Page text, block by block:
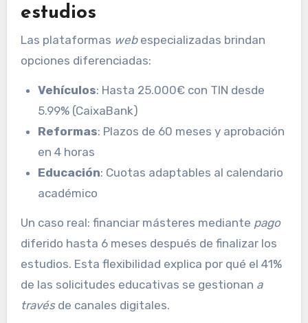
estudios
Las plataformas webespecializadas brindan
opciones diferenciadas:
Vehículos: Hasta 25.000€ con TIN desde
5.99% (CaixaBank)
Reformas: Plazos de 60 meses y aprobación
en 4 horas
Educación: Cuotas adaptables al calendario
académico
Un caso real: financiar másteres mediante pago
diferido hasta 6 meses después de finalizar los
estudios. Esta flexibilidad explica por qué el 41%
de las solicitudes educativas se gestionan a
travésde canales digitales.